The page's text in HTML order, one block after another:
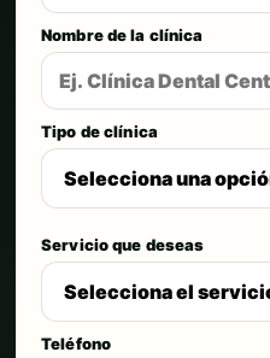
Nombre de la clínica
Tipo de clínica
Servicio que deseas
Teléfono